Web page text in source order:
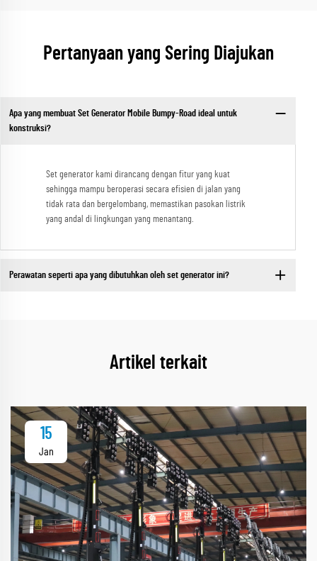
Pertanyaan yang Sering Diajukan
Apa yang membuat Set Generator Mobile Bumpy-Road ideal untuk
konstruksi?
Set generator kami dirancang dengan fitur yang kuat
sehingga mampu beroperasi secara efisien di jalan yang
tidak rata dan bergelombang, memastikan pasokan listrik
yang andal di lingkungan yang menantang.
Perawatan seperti apa yang dibutuhkan oleh set generator ini?
Artikel terkait
15
Jan